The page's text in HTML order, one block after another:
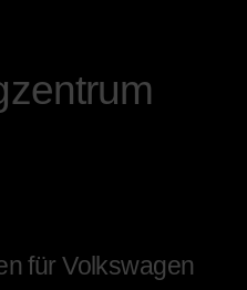
für Volkswagen